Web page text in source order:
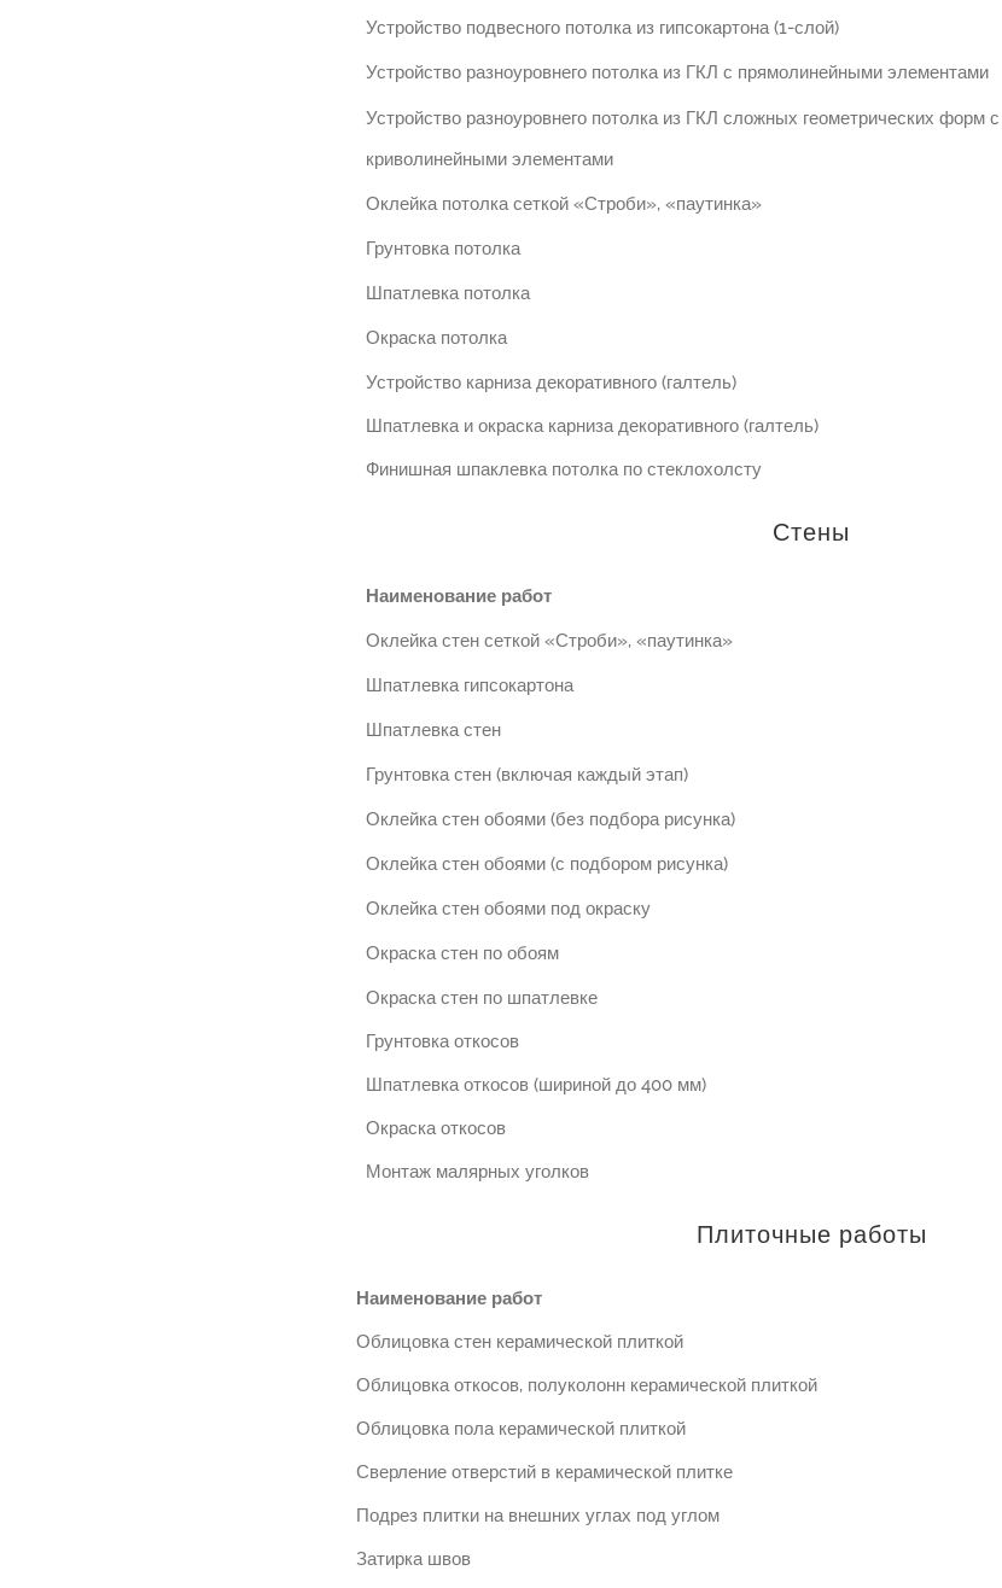
Устройство подвесного потолка из гипсокартона (1-слой)
Устройство разноуровнего потолка из ГКЛ с прямолинейными элементами
Устройство разноуровнего потолка из ГКЛ сложных геометрических форм с
криволинейными элементами
Оклейка потолка сеткой «Строби», «паутинка»
Грунтовка потолка
Шпатлевка потолка
Окраска потолка
Устройство карниза декоративного (галтель)
Шпатлевка и окраска карниза декоративного (галтель)
Финишная шпаклевка потолка по стеклохолсту
Стены
Наименование работ
Оклейка стен сеткой «Строби», «паутинка»
Шпатлевка гипсокартона
Шпатлевка стен
Грунтовка стен (включая каждый этап)
Оклейка стен обоями (без подбора рисунка)
Оклейка стен обоями (с подбором рисунка)
Оклейка стен обоями под окраску
Окраска стен по обоям
Окраска стен по шпатлевке
Грунтовка откосов
Шпатлевка откосов (шириной до 400 мм)
Окраска откосов
Монтаж малярных уголков
Плиточные работы
Наименование работ
Облицовка стен керамической плиткой
Облицовка откосов, полуколонн керамической плиткой
Облицовка пола керамической плиткой
Сверление отверстий в керамической плитке
Подрез плитки на внешних углах под углом
Затирка швов